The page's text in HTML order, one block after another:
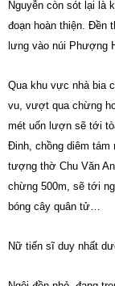
Nguyễn còn sót lại là
đoạn hoàn thiện. Đền
lưng vào núi Phượng
Qua khu vực nhà bia
vu, vượt qua chừng
mét uốn lượn sẽ tới
Đinh, chồng diêm tám
tượng thờ Chu Văn
chừng 500m, sẽ tới
bóng cây quân tử…
Nữ tiến sĩ duy nhất